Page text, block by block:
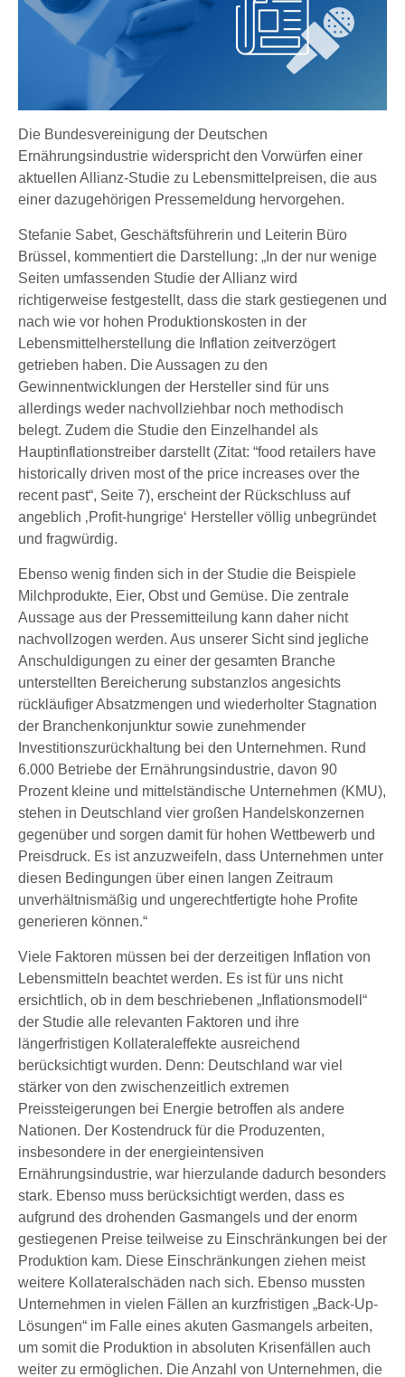
Die Bundesvereinigung der Deutschen
Ernährungsindustrie widerspricht den Vorwürfen einer
aktuellen Allianz-Studie zu Lebensmittelpreisen, die aus
einer dazugehörigen Pressemeldung hervorgehen.
Stefanie Sabet, Geschäftsführerin und Leiterin Büro
Brüssel, kommentiert die Darstellung: „In der nur wenige
Seiten umfassenden Studie der Allianz wird
richtigerweise festgestellt, dass die stark gestiegenen und
nach wie vor hohen Produktionskosten in der
Lebensmittelherstellung die Inflation zeitverzögert
getrieben haben. Die Aussagen zu den
Gewinnentwicklungen der Hersteller sind für uns
allerdings weder nachvollziehbar noch methodisch
belegt. Zudem die Studie den Einzelhandel als
Hauptinflationstreiber darstellt (Zitat: “food retailers have
historically driven most of the price increases over the
recent past“, Seite 7), erscheint der Rückschluss auf
angeblich ‚Profit-hungrige‘ Hersteller völlig unbegründet
und fragwürdig.
Ebenso wenig finden sich in der Studie die Beispiele
Milchprodukte, Eier, Obst und Gemüse. Die zentrale
Aussage aus der Pressemitteilung kann daher nicht
nachvollzogen werden. Aus unserer Sicht sind jegliche
Anschuldigungen zu einer der gesamten Branche
unterstellten Bereicherung substanzlos angesichts
rückläufiger Absatzmengen und wiederholter Stagnation
der Branchenkonjunktur sowie zunehmender
Investitionszurückhaltung bei den Unternehmen. Rund
6.000 Betriebe der Ernährungsindustrie, davon 90
Prozent kleine und mittelständische Unternehmen (KMU),
stehen in Deutschland vier großen Handelskonzernen
gegenüber und sorgen damit für hohen Wettbewerb und
Preisdruck. Es ist anzuzweifeln, dass Unternehmen unter
diesen Bedingungen über einen langen Zeitraum
unverhältnismäßig und ungerechtfertigte hohe Profite
generieren können.“
Viele Faktoren müssen bei der derzeitigen Inflation von
Lebensmitteln beachtet werden. Es ist für uns nicht
ersichtlich, ob in dem beschriebenen „Inflationsmodell“
der Studie alle relevanten Faktoren und ihre
längerfristigen Kollateraleffekte ausreichend
berücksichtigt wurden. Denn: Deutschland war viel
stärker von den zwischenzeitlich extremen
Preissteigerungen bei Energie betroffen als andere
Nationen. Der Kostendruck für die Produzenten,
insbesondere in der energieintensiven
Ernährungsindustrie, war hierzulande dadurch besonders
stark. Ebenso muss berücksichtigt werden, dass es
aufgrund des drohenden Gasmangels und der enorm
gestiegenen Preise teilweise zu Einschränkungen bei der
Produktion kam. Diese Einschränkungen ziehen meist
weitere Kollateralschäden nach sich. Ebenso mussten
Unternehmen in vielen Fällen an kurzfristigen „Back-Up-
Lösungen“ im Falle eines akuten Gasmangels arbeiten,
um somit die Produktion in absoluten Krisenfällen auch
weiter zu ermöglichen. Die Anzahl von Unternehmen, die